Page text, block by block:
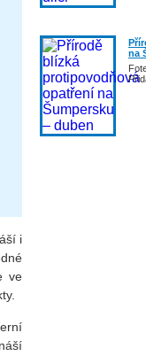
i
ve
na